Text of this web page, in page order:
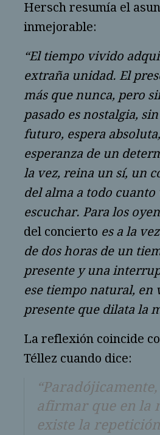
Hersch resumía el
inmejorable:
“El tiempo vivido
extraña unidad. El
más que nunca, pero
pasado es nostalgia,
futuro, espera
esperanza de un
la vez, reina un sí, un
del alma a todo cuanto
escuchar. Para los
del concierto es a la
de dos horas de un
presente y una
ese tiempo natural, en
presente que dilata la
La reflexión coincide
Téllez cuando dice:
afirmar que en la
existe la